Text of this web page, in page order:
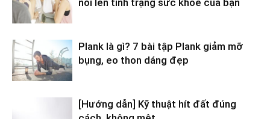
nói lên tình trạng sức khỏe của bạn
Plank là gì? 7 bài tập Plank giảm mỡ
bụng, eo thon dáng đẹp
[Hướng dẫn] Kỹ thuật hít đất đúng